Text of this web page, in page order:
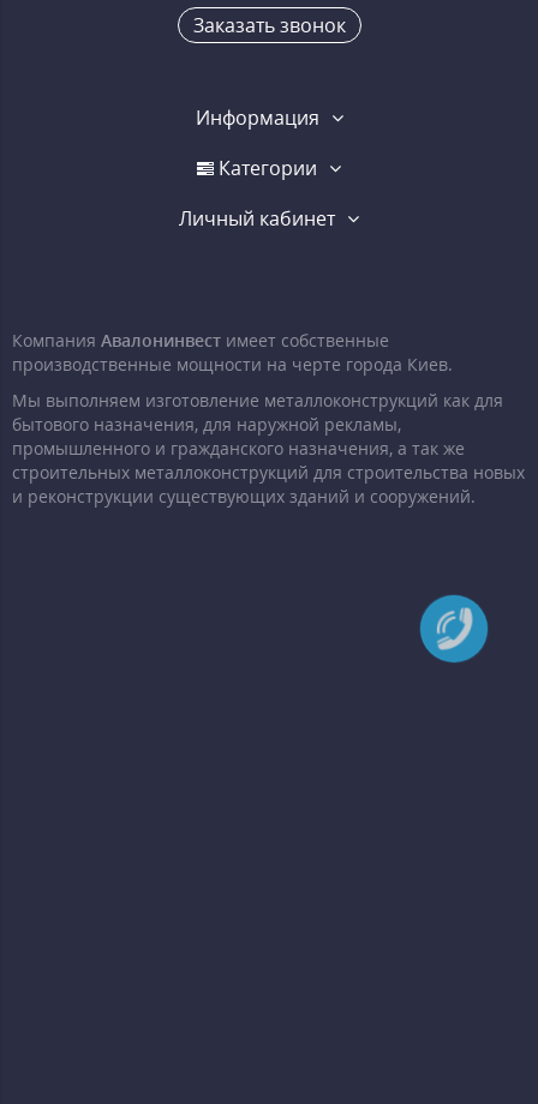
Заказать звонок
Информация
Категории
Личный кабинет
Компания Авалонинвест имеет собственные
производственные мощности на черте города Киев.
Мы выполняем изготовление металлоконструкций как для
бытового назначения, для наружной рекламы,
промышленного и гражданского назначения, а так же
строительных металлоконструкций для строительства новых
и реконструкции существующих зданий и сооружений.